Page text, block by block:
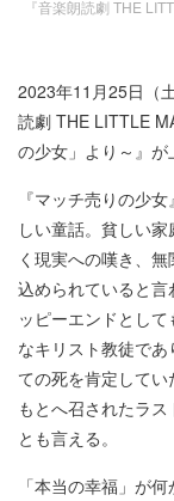
『音楽朗読劇 THE
2023年11月25日（
読劇 THE LITTLE
の少女」より～』が
『マッチ売りの少
しい童話。貧しい
く現実への嘆き、
込められていると
ッピーエンドとし
なキリスト教徒で
ての死を肯定して
もとへ召されたラ
とも言える。
「本当の幸福」が